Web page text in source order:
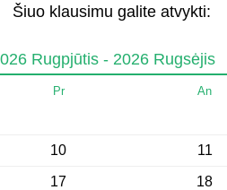
Šiuo klausimu galite atvykti:
Rugpjūtis - 2026 Rugsėjis
Pr An
10 11
17 18